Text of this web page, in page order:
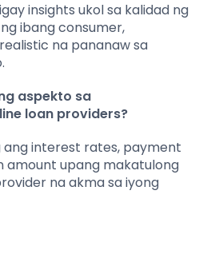
insights ukol sa kalidad ng
ibang consumer,
na pananaw sa
aspekto sa
loan providers?
ang interest rates, payment
amount upang makatulong
na akma sa iyong